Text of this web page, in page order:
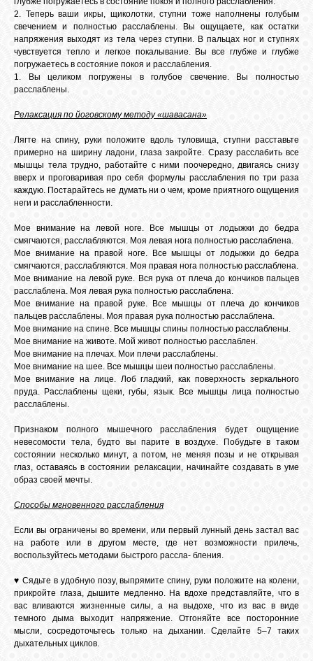
2. Теперь ваши икры, щиколотки, ступни тоже наполнены голубым
свечением и полностью расслаблены. Вы ощущаете, как остатки
напряжения выходят из тела через ступни. В пальцах ног и ступнях
чувствуется тепло и легкое покалывание. Вы все глубже и глубже
погружаетесь в состояние покоя и расслабления.
1. Вы целиком погружены в голубое свечение. Вы полностью
расслаблены.
Релаксация по йоговскому методу «шавасана»
Лягте на спину, руки положите вдоль туловища, ступни расставьте
примерно на ширину ладони, глаза закройте. Сразу расслабить все
мышцы тела трудно, работайте с ними поочередно, двигаясь снизу
вверх и проговаривая про себя формулы расслабления по три раза
каждую. Постарайтесь не думать ни о чем, кроме приятного ощущения
неги и расслабленности.
Мое внимание на левой ноге. Все мышцы от лодыжки до бедра
смягчаются, расслабляются. Моя левая нога полностью расслаблена.
Мое внимание на правой ноге. Все мышцы от лодыжки до бедра
смягчаются, расслабляются. Моя правая нога полностью расслаблена.
Мое внимание на левой руке. Вся рука от плеча до кончиков пальцев
расслаблена. Моя левая рука полностью расслаблена.
Мое внимание на правой руке. Все мышцы от плеча до кончиков
пальцев расслаблены. Моя правая рука полностью расслаблена.
Мое внимание на спине. Все мышцы спины полностью расслаблены.
Мое внимание на животе. Мой живот полностью расслаблен.
Мое внимание на плечах. Мои плечи расслаблены.
Мое внимание на шее. Все мышцы шеи полностью расслаблены.
Мое внимание на лице. Лоб гладкий, как поверхность зеркального
пруда. Расслаблены щеки, губы, язык. Все мышцы лица полностью
расслаблены.
Признаком полного мышечного расслабления будет ощущение
невесомости тела, будто вы парите в воздухе. Побудьте в таком
состоянии несколько минут, а потом, не меняя позы и не открывая
глаз, оставаясь в состоянии релаксации, начинайте создавать в уме
образ своей мечты.
Способы мгновенного расслабления
Если вы ограничены во времени, или первый лунный день застал вас
на работе или в другом месте, где нет возможности прилечь,
воспользуйтесь методами быстрого рассла- бления.
♥ Сядьте в удобную позу, выпрямите спину, руки положите на колени,
прикройте глаза, дышите медленно. На вдохе представляйте, что в
вас вливаются жизненные силы, а на выдохе, что из вас в виде
темного дыма выходит напряжение. Отгоняйте все посторонние
мысли, сосредоточьтесь только на дыхании. Сделайте 5–7 таких
дыхательных циклов.